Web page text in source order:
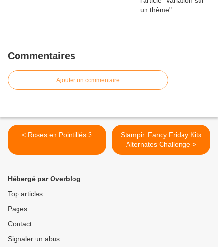
Commentaires
Ajouter un commentaire
< Roses en Pointillés 3
Stampin Fancy Friday Kits
Alternates Challenge >
Hébergé par Overblog
Top articles
Pages
Contact
Signaler un abus